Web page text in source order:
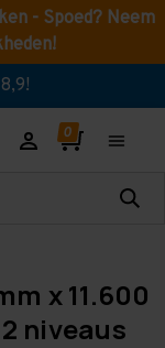
- Spoed? Neem
x 11.600
niveaus